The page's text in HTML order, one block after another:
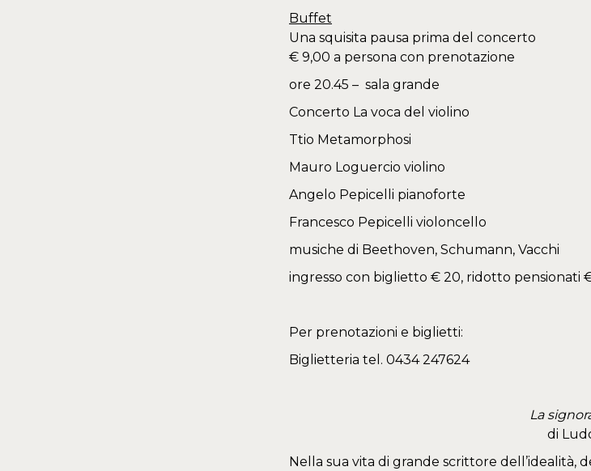
Buffet
Una squisita pausa prima del concerto
€ 9,00 a persona con prenotazione
ore 20.45 – sala grande
Concerto La voca del violino
Ttio Metamorphosi
Mauro Loguercio violino
Angelo Pepicelli pianoforte
Francesco Pepicelli violoncello
musiche di Beethoven, Schumann, Vacchi
ingresso con biglietto € 20, ridotto pensionati
Per prenotazioni e biglietti:
Biglietteria tel. 0434 247624
La
di
Nella sua vita di grande scrittore dell’idealità,